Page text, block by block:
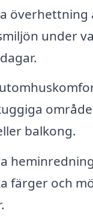
överhettning
under
balkong.
färger och